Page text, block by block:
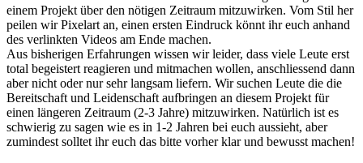
einem Projekt über den nötigen Zeitraum mitzuwirken. Vom Stil her
peilen wir Pixelart an, einen ersten Eindruck könnt ihr euch anhand
des verlinkten Videos am Ende machen.
Aus bisherigen Erfahrungen wissen wir leider, dass viele Leute erst
total begeistert reagieren und mitmachen wollen, anschliessend dann
aber nicht oder nur sehr langsam liefern. Wir suchen Leute die die
Bereitschaft und Leidenschaft aufbringen an diesem Projekt für
einen längeren Zeitraum (2-3 Jahre) mitzuwirken. Natürlich ist es
schwierig zu sagen wie es in 1-2 Jahren bei euch aussieht, aber
zumindest solltet ihr euch das bitte vorher klar und bewusst machen!